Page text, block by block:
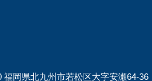
岡県北九州市若松区大字安瀬64-36